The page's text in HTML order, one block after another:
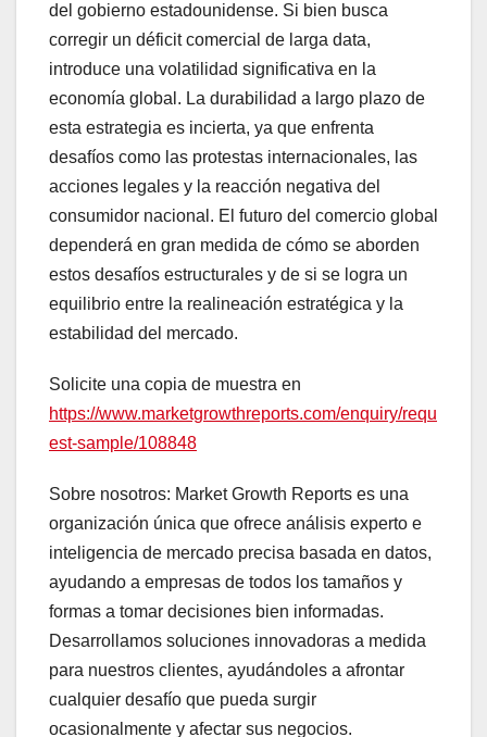
del gobierno estadounidense. Si bien busca
corregir un déficit comercial de larga data,
introduce una volatilidad significativa en la
economía global. La durabilidad a largo plazo de
esta estrategia es incierta, ya que enfrenta
desafíos como las protestas internacionales, las
acciones legales y la reacción negativa del
consumidor nacional. El futuro del comercio global
dependerá en gran medida de cómo se aborden
estos desafíos estructurales y de si se logra un
equilibrio entre la realineación estratégica y la
estabilidad del mercado.
Solicite una copia de muestra en
https://www.marketgrowthreports.com/enquiry/requ
est-sample/108848
Sobre nosotros: Market Growth Reports es una
organización única que ofrece análisis experto e
inteligencia de mercado precisa basada en datos,
ayudando a empresas de todos los tamaños y
formas a tomar decisiones bien informadas.
Desarrollamos soluciones innovadoras a medida
para nuestros clientes, ayudándoles a afrontar
cualquier desafío que pueda surgir
ocasionalmente y afectar sus negocios.